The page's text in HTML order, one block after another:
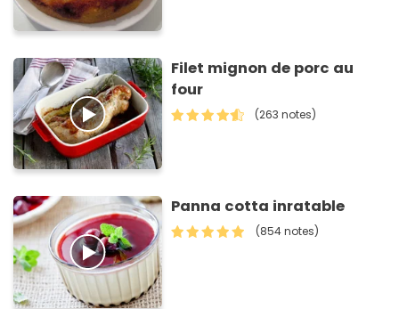
Filet mignon de porc au
four
(263 notes)
Panna cotta inratable
(854 notes)